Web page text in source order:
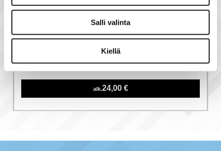
Salli valinta
Kiellä
Hyundai 230V
kontaktori
alk.24,00 €